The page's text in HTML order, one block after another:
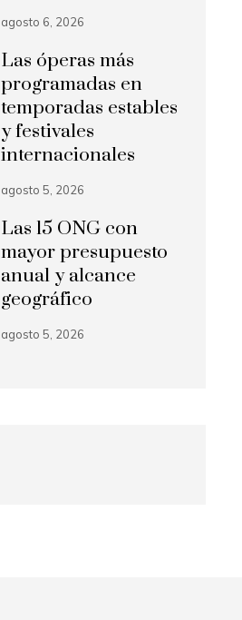
agosto 6, 2026
Las óperas más
programadas en
temporadas estables
y festivales
internacionales
agosto 5, 2026
Las 15 ONG con
mayor presupuesto
anual y alcance
geográfico
agosto 5, 2026